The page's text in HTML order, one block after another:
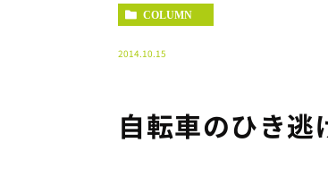
COLUMN
2014.10.15
自転車のひき逃